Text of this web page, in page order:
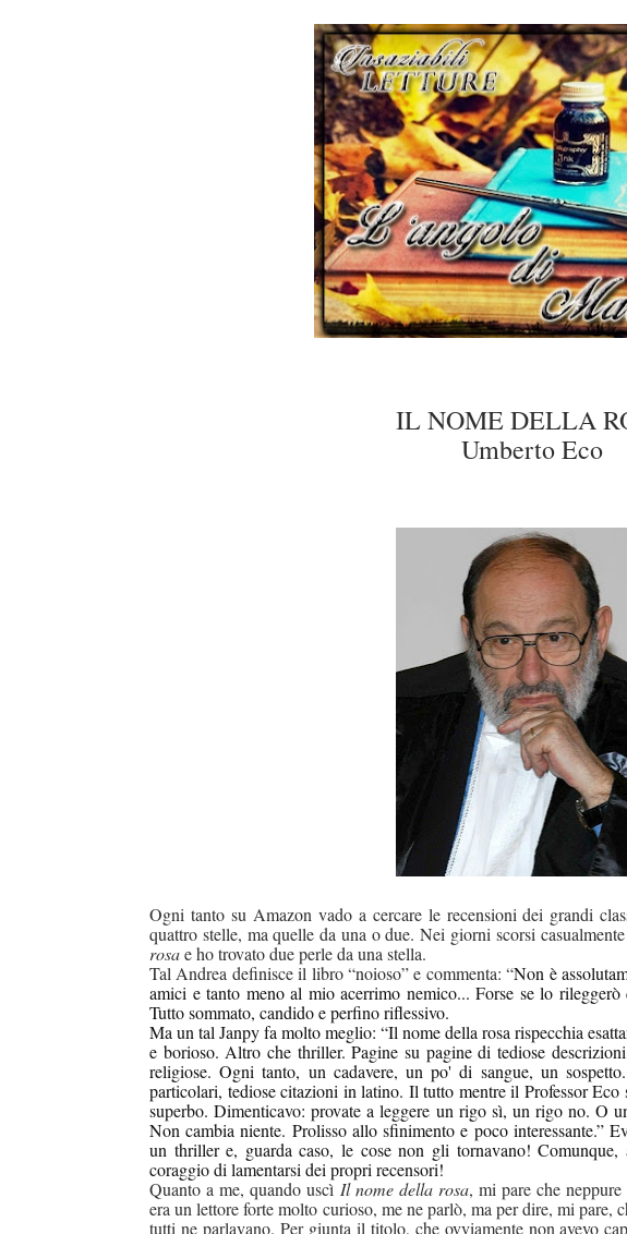
IL NOME DELLA
Umberto Eco
Ogni tanto su Amazon vado a cercare le recensioni dei grandi
quattro stelle, ma quelle da una o due. Nei giorni scorsi
rosae ho trovato due perle da una stella.
Tal Andrea definisce il libro “noioso” e commenta: “Non è
amici e tanto meno al mio acerrimo nemico... Forse se lo
Tutto sommato, candido e perfino riflessivo.
Ma un tal Janpy fa molto meglio: “Il nome della rosa rispecchia
e borioso. Altro che thriller. Pagine su pagine di tediose
religiose. Ogni tanto, un cadavere, un po' di sangue, un
particolari, tediose citazioni in latino. Il tutto mentre il Professor
superbo. Dimenticavo: provate a leggere un rigo sì, un rigo no. O
Non cambia niente. Prolisso allo sfinimento e poco interessante.”
un thriller e, guarda caso, le cose non gli tornavano!
coraggio di lamentarsi dei propri recensori!
Quanto a me, quando uscì Il nome della rosa, mi pare che
era un lettore forte molto curioso, me ne parlò, ma per dire, mi pare,
tutti ne parlavano. Per giunta il titolo, che ovviamente non avevo